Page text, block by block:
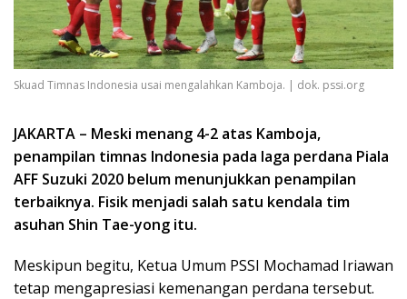
Skuad Timnas Indonesia usai mengalahkan Kamboja. | dok. pssi.org
JAKARTA – Meski menang 4-2 atas Kamboja,
penampilan timnas Indonesia pada laga perdana Piala
AFF Suzuki 2020 belum menunjukkan penampilan
terbaiknya. Fisik menjadi salah satu kendala tim
asuhan Shin Tae-yong itu.
Meskipun begitu, Ketua Umum PSSI Mochamad Iriawan
tetap mengapresiasi kemenangan perdana tersebut.